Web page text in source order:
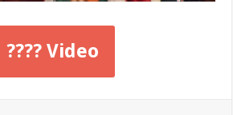
???? Video